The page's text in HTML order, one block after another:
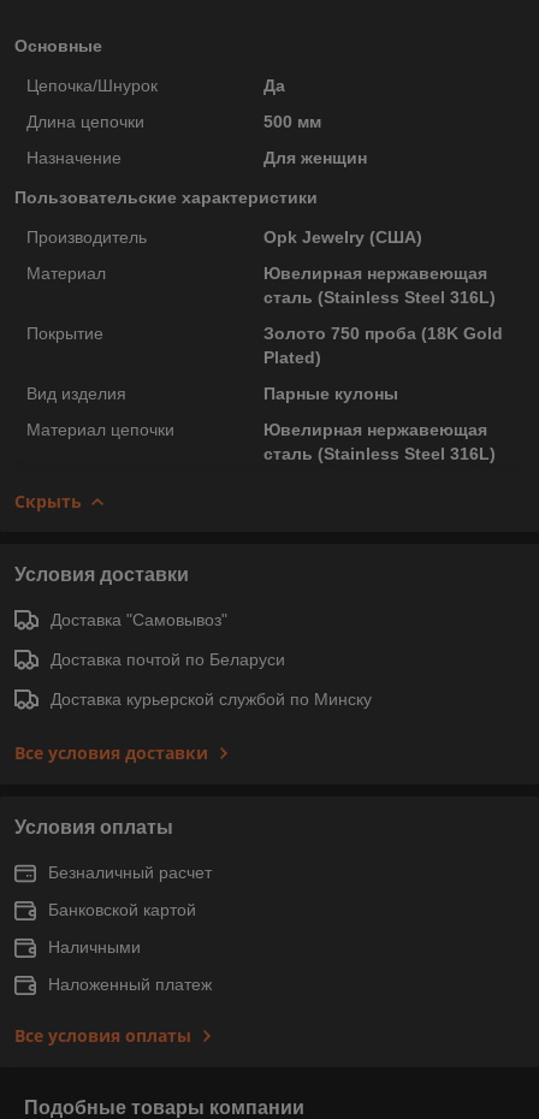
Основные
Цепочка/Шнурок
Да
Длина цепочки
500 мм
Назначение
Для женщин
Пользовательские характеристики
Производитель
Opk Jewelry (США)
Материал
Ювелирная нержавеющая
сталь (Stainless Steel 316L)
Покрытие
Золото 750 проба (18K Gold
Plated)
Вид изделия
Парные кулоны
Материал цепочки
Ювелирная нержавеющая
сталь (Stainless Steel 316L)
Скрыть
Условия доставки
Доставка "Самовывоз"
Доставка почтой по Беларуси
Доставка курьерской службой по Минску
Все условия доставки
Условия оплаты
Безналичный расчет
Банковской картой
Наличными
Наложенный платеж
Все условия оплаты
Подобные товары компании